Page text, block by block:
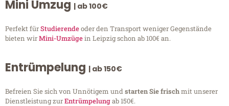
Mini Umzug | ab 100€
Perfekt fürStudierendeoder den Transport weniger Gegenstände
bieten wirMini-Umzügein Leipzig schon ab 100€ an.
Entrümpelung | ab 150€
Befreien Sie sich von Unnötigem undstarten Sie frischmit unserer
Dienstleistung zurEntrümpelungab 150€.